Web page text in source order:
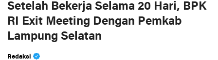
Setelah Bekerja Selama 20 Hari, BPK
RI Exit Meeting Dengan Pemkab
Lampung Selatan
Redaksi